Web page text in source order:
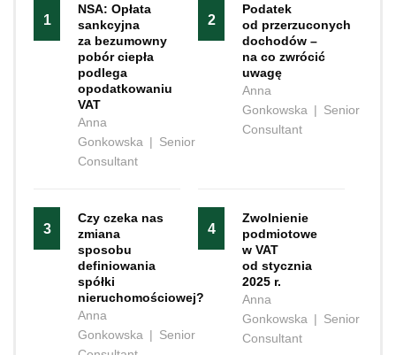
1
NSA: Opłata
sankcyjna
za bezumowny
pobór ciepła
podlega
opodatkowaniu
VAT
Anna
Gonkowska | Senior
Consultant
2
Podatek
od przerzuconych
dochodów –
na co zwrócić
uwagę
Anna
Gonkowska | Senior
Consultant
3
Czy czeka nas
zmiana
sposobu
definiowania
spółki
nieruchomościowej?
Anna
Gonkowska | Senior
4
Zwolnienie
podmiotowe
w VAT
od stycznia
2025 r.
Anna
Gonkowska | Senior
Consultant